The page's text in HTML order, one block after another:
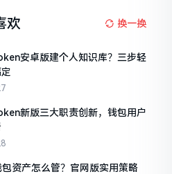
欢 换一换
安卓版建个人知识库？三步轻
新版三大职责创新，钱包用户
包资产怎么管？官网版实用策略